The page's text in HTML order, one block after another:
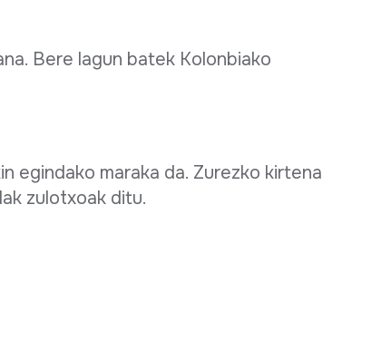
Bere lagun batek Kolonbiako
egindako maraka da. Zurezko kirtena
zulotxoak ditu.